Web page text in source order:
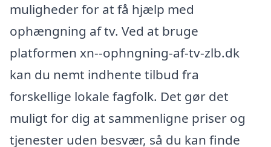
muligheder for at få hjælp med
ophængning af tv. Ved at bruge
platformen xn--ophngning-af-tv-zlb.dk
kan du nemt indhente tilbud fra
forskellige lokale fagfolk. Det gør det
muligt for dig at sammenligne priser og
tjenester uden besvær, så du kan finde